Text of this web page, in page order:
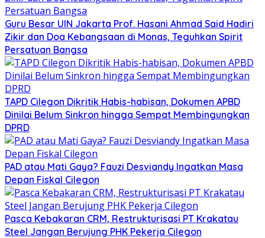
Guru Besar UIN Jakarta Prof. Hasani Ahmad Said Hadiri
Zikir dan Doa Kebangsaan di Monas, Teguhkan Spirit
Persatuan Bangsa
TAPD Cilegon Dikritik Habis-habisan, Dokumen APBD
Dinilai Belum Sinkron hingga Sempat Membingungkan
DPRD
PAD atau Mati Gaya? Fauzi Desviandy Ingatkan Masa
Depan Fiskal Cilegon
Pasca Kebakaran CRM, Restrukturisasi PT Krakatau
Steel Jangan Berujung PHK Pekerja Cilegon